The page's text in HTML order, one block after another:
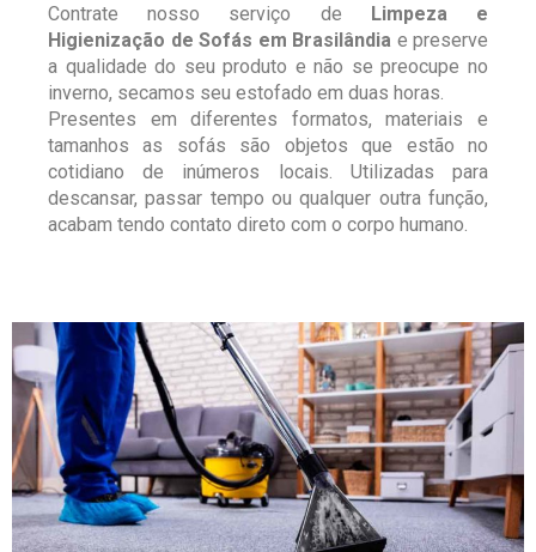
Contrate nosso serviço de Limpeza e
Higienização de Sofás em Brasilândia e preserve
a qualidade do seu produto e não se preocupe no
inverno, secamos seu estofado em duas horas.
Presentes em diferentes formatos, materiais e
tamanhos as sofás são objetos que estão no
cotidiano de inúmeros locais. Utilizadas para
descansar, passar tempo ou qualquer outra função,
acabam tendo contato direto com o corpo humano.